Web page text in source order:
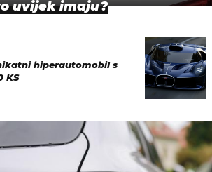
uvijek imaju?
hiperautomobil s
KS